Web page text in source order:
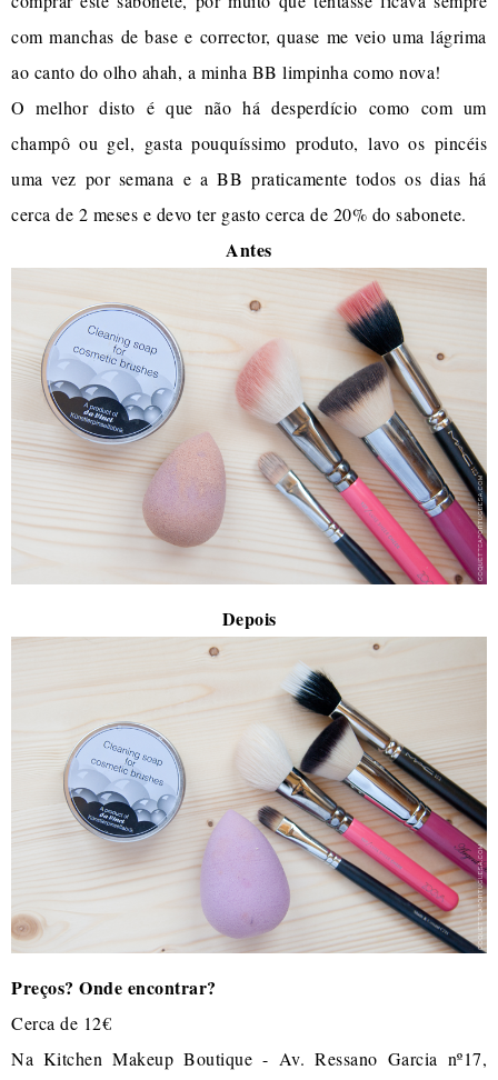
com manchas de base e corrector, quase me veio uma lágrima
ao canto do olho ahah, a minha BB limpinha como nova!
O melhor disto é que não há desperdício como com um
champô ou gel, gasta pouquíssimo produto, lavo os pincéis
uma vez por semana e a BB praticamente todos os dias há
cerca de 2 meses e devo ter gasto cerca de 20% do sabonete.
Antes
Depois
Preços? Onde encontrar?
Cerca de 12€
Na Kitchen Makeup Boutique - Av. Ressano Garcia nº17,